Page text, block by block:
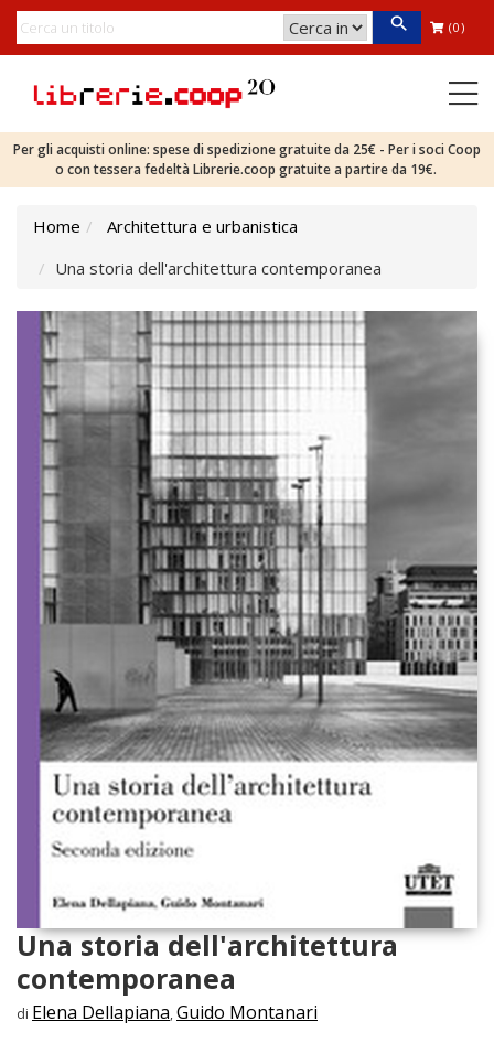
(0)
Per gli acquisti online: spese di spedizione gratuite da 25€ - Per i soci Coop
o con tessera fedeltà Librerie.coop gratuite a partire da 19€.
Home
Architettura e urbanistica
Una storia dell'architettura contemporanea
Una storia dell'architettura
contemporanea
di Elena Dellapiana, Guido Montanari